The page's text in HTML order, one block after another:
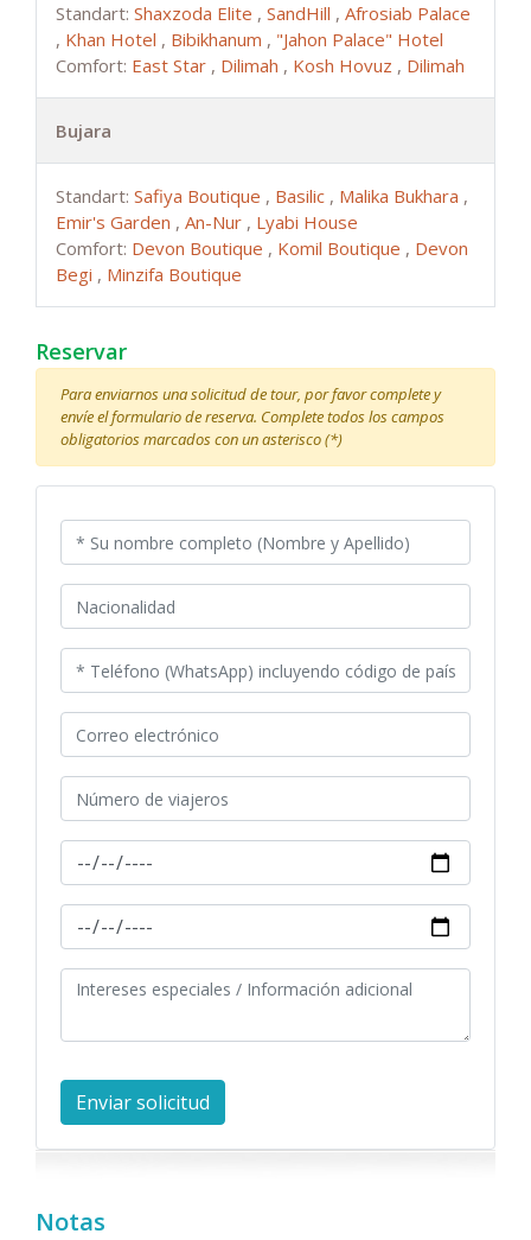
Standart: Shaxzoda Elite , SandHill , Afrosiab Palace
, Khan Hotel , Bibikhanum , "Jahon Palace" Hotel
Comfort: East Star , Dilimah , Kosh Hovuz , Dilimah
Bujara
Standart: Safiya Boutique , Basilic , Malika Bukhara ,
Emir's Garden , An-Nur , Lyabi House
Comfort: Devon Boutique , Komil Boutique , Devon
Begi , Minzifa Boutique
Reservar
Para enviarnos una solicitud de tour, por favor complete y
envíe el formulario de reserva. Complete todos los campos
obligatorios marcados con un asterisco (*)
Notas